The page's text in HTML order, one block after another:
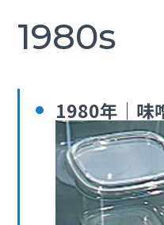
1980s
1980年｜味